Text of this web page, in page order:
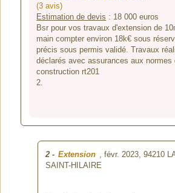
(3 avis)
Estimation de devis : 18 000 euros
Bsr pour vos travaux d'extension de
main compter environ 18k€ sous
précis sous permis validé. Travaux
déclarés avec assurances aux normes
construction rt201
2.
2 - Extension , févr. 2023,94210
SAINT-HILAIRE